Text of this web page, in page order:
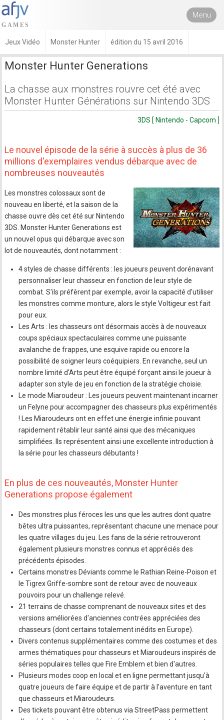
Menu
Jeux Vidéo Monster Hunter édition du 15 avril 2016
Monster Hunter Generations
La chasse aux monstres rouvre cet été avec
Monster Hunter Générations sur Nintendo 3DS
3DS [ Nintendo - Capcom ]
Le nouvel épisode de la série à succès à plus de 36
millions d'exemplaires vendus débarque avec de
nombreuses nouveautés
Les monstres colossaux sont de
nouveau en liberté, et la saison de la
chasse ouvre dès cet été sur Nintendo
3DS. Monster Hunter Generations est
un nouvel opus qui débarque avec son
lot de nouveautés, dont notamment :
4 styles de chasse différents : les joueurs peuvent dorénavant
personnaliser leur chasseur en fonction de leur style de
combat. S'ils préfèrent par exemple, avoir la capacité d'utiliser
les monstres comme monture, alors le style Voltigeur est fait
pour eux.
Les Arts : les chasseurs ont désormais accès à de nouveaux
coups spéciaux spectaculaires comme une puissante
avalanche de frappes, une esquive rapide ou encore la
possibilité de soigner leurs coéquipiers. En revanche, seul un
nombre limité d'Arts peut être équipé forçant ainsi le joueur à
adapter son style de jeu en fonction de la stratégie choisie.
Le mode Miaroudeur : Les joueurs peuvent maintenant incarner
un Felyne pour accompagner des chasseurs plus expérimentés
! Les Miaroudeurs ont en effet une énergie infinie pouvant
rapidement rétablir leur santé ainsi que des mécaniques
simplifiées. Ils représentent ainsi une excellente introduction à
la série pour les chasseurs débutants !
En plus de ces nouveautés, Monster Hunter
Generations propose également
Des monstres plus féroces les uns que les autres dont quatre
bêtes ultra puissantes, représentant chacune une menace pour
les quatre villages du jeu. Les fans de la série retrouveront
également plusieurs monstres connus et appréciés des
précédents épisodes.
Certains monstres Déviants comme le Rathian Reine-Poison et
le Tigrex Griffe-sombre sont de retour avec de nouveaux
pouvoirs pour un challenge relevé.
21 terrains de chasse comprenant de nouveaux sites et des
versions améliorées d'anciennes contrées appréciées des
chasseurs (dont certains totalement inédits en Europe).
Divers contenus supplémentaires comme des costumes et des
armes thématiques pour chasseurs et Miaroudeurs inspirés de
séries populaires telles que Fire Emblem et bien d'autres.
Plusieurs modes coop en local et en ligne permettant jusqu'à
quatre joueurs de faire équipe et de partir à l'aventure en tant
que chasseurs et Miaroudeurs.
Des tickets pouvant être obtenus via StreetPass permettent